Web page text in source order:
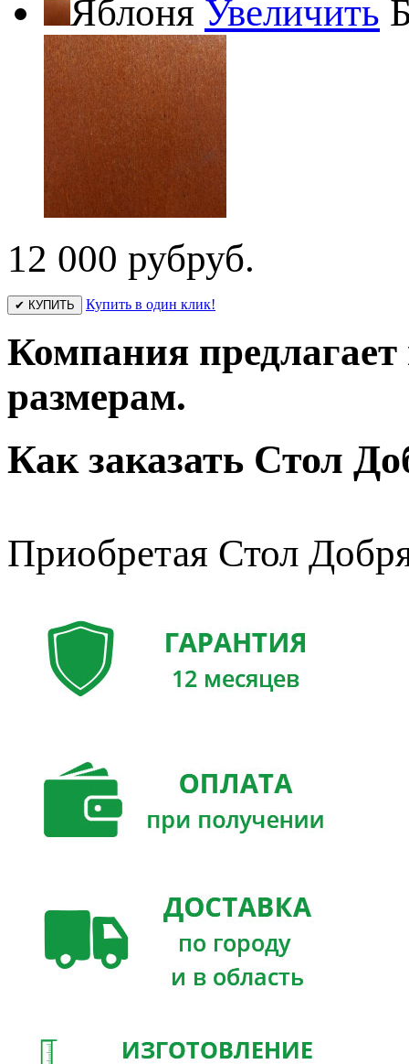
Яблоня Увеличить
12 000 рубруб.
✔ КУПИТЬ Купить в один клик!
Компания
размерам.
Как заказать Стол
Приобретая Стол